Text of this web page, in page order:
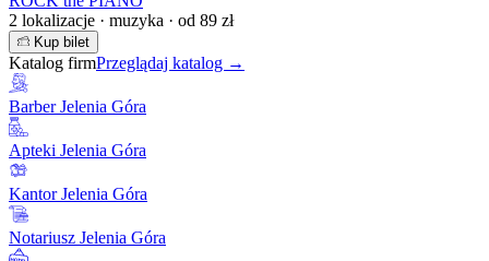
2 lokalizacje · muzyka · od 89 zł
Kup bilet
Katalog firmPrzeglądaj katalog →
Barber Jelenia Góra
Apteki Jelenia Góra
Kantor Jelenia Góra
Notariusz Jelenia Góra